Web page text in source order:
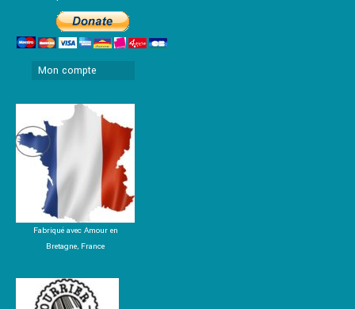
Mon compte
Fabriqué avec Amour en
Bretagne, France